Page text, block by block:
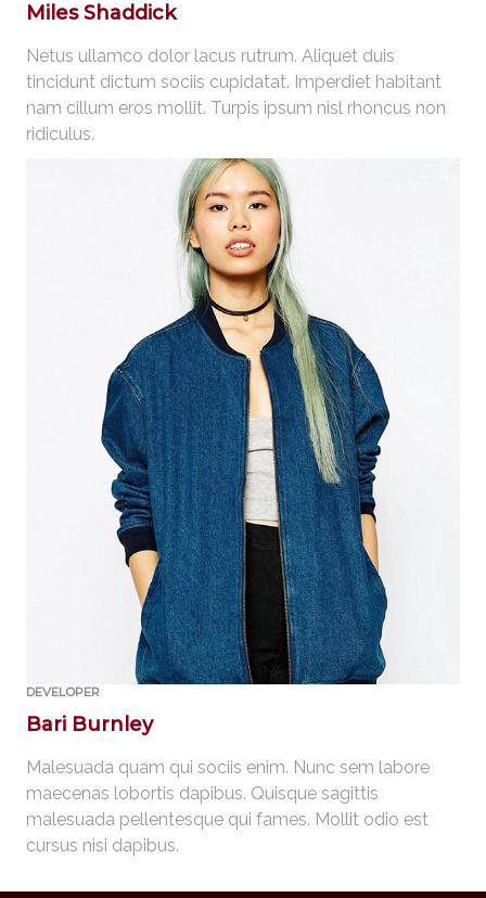
Miles Shaddick
Netus ullamco dolor lacus rutrum. Aliquet duis
tincidunt dictum sociis cupidatat. Imperdiet habitant
nam cillum eros mollit. Turpis ipsum nisl rhoncus non
ridiculus.
DEVELOPER
Bari Burnley
Malesuada quam qui sociis enim. Nunc sem labore
maecenas lobortis dapibus. Quisque sagittis
malesuada pellentesque qui fames. Mollit odio est
cursus nisi dapibus.